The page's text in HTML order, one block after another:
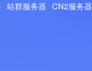
站群服务器 CN2服务器